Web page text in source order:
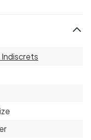
Indiscrets